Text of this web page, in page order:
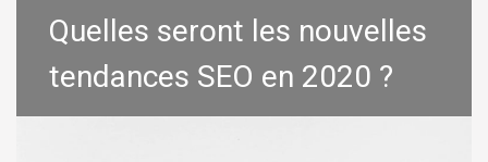
Quelles seront les nouvelles
tendances SEO en 2020 ?